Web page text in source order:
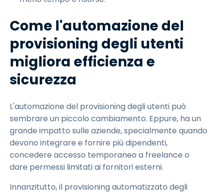
Come l'automazione del
provisioning degli utenti
migliora efficienza e
sicurezza
L'automazione del provisioning degli utenti può
sembrare un piccolo cambiamento. Eppure, ha un
grande impatto sulle aziende, specialmente quando
devono integrare e fornire più dipendenti,
concedere accesso temporaneo a freelance o
dare permessi limitati ai fornitori esterni.
Innanzitutto, il provisioning automatizzato degli